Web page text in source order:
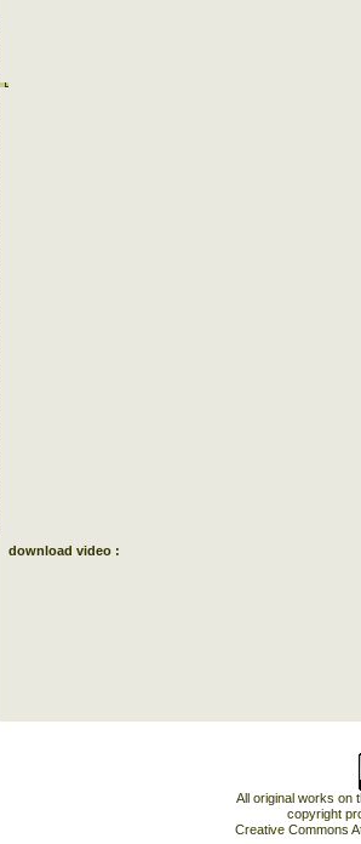
download video :
All original works on
copyright
Creative Commons